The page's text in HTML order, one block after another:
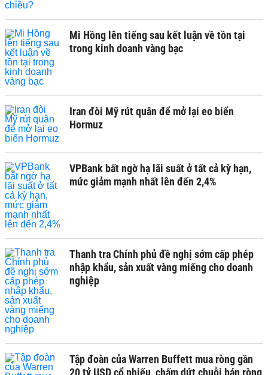
Mi Hồng lên tiếng sau kết luận về tồn tại
trong kinh doanh vàng bạc
Iran đòi Mỹ rút quân để mở lại eo biển
Hormuz
VPBank bất ngờ hạ lãi suất ở tất cả kỳ hạn,
mức giảm mạnh nhất lên đến 2,4%
Thanh tra Chính phủ đề nghị sớm cấp phép
nhập khẩu, sản xuất vàng miếng cho doanh
nghiệp
Tập đoàn của Warren Buffett mua ròng gần
20 tỷ USD cổ phiếu, chấm dứt chuỗi bán ròng